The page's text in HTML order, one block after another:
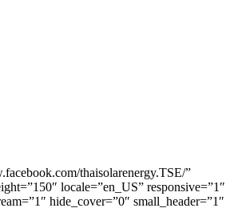
thaisolarenergy.TSE/”
locale=”en_US” responsive=”1″
hide_cover=”0″ small_header=”1″